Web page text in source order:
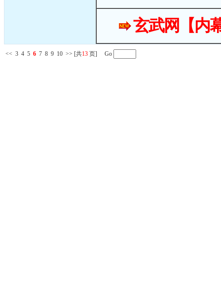
玄武网【内
<< 3 4 5 6 7 8 9 10 >> [共13 页] Go